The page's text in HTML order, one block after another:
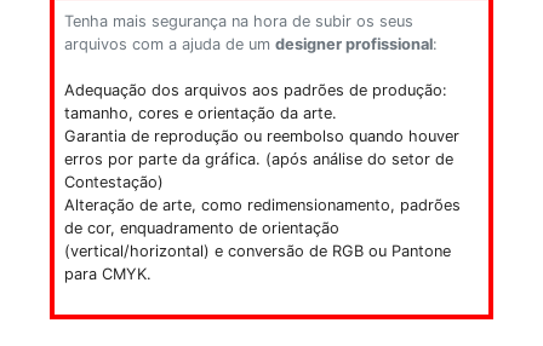
Tenha mais segurança na hora de subir os seus
arquivos com a ajuda de umdesigner profissional:
Adequação dos arquivos aos padrões de produção:
tamanho, cores e orientação da arte.
Garantia de reprodução ou reembolso quando houver
erros por parte da gráfica. (após análise do setor de
Contestação)
Alteração de arte, como redimensionamento, padrões
de cor, enquadramento de orientação
(vertical/horizontal) e conversão de RGB ou Pantone
para CMYK.